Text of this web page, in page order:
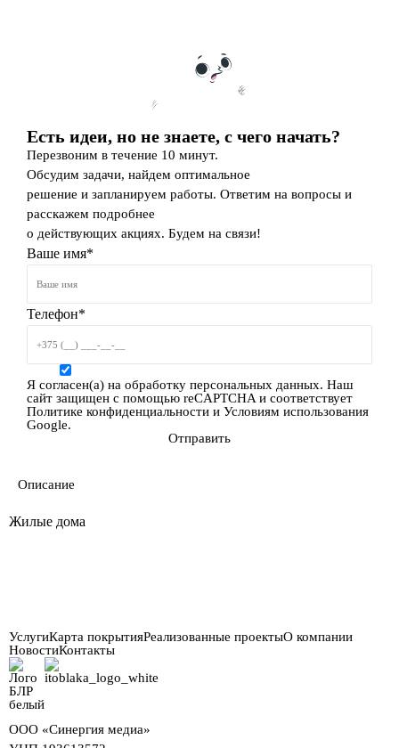
Есть идеи, но не знаете, с чего начать?
Перезвоним в течение 10 минут.
Обсудим задачи, найдем оптимальное
решение и запланируем работы. Ответим на вопросы и
расскажем подробнее
о действующих акциях. Будем на связи!
Ваше имя*
Телефон*
Я согласен(а) на обработку персональных данных. Наш
сайт защищен с помощью reCAPTCHA и соответствует
Политике конфиденциальности и Условиям использования
Google.
Описание
Жилые дома
УслугиКарта покрытияРеализованные проектыО компании
НовостиКонтакты
ООО «Синергия медиа»